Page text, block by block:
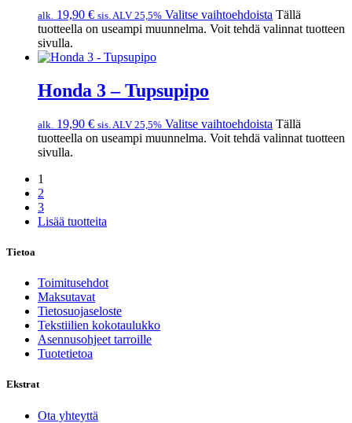
alk. 19,90 € sis. ALV 25,5% Valitse vaihtoehdoista Tällä
tuotteella on useampi muunnelma. Voit tehdä valinnat tuotteen
sivulla.
Honda 3 – Tupsupipo
alk. 19,90 € sis. ALV 25,5% Valitse vaihtoehdoista Tällä
tuotteella on useampi muunnelma. Voit tehdä valinnat tuotteen
sivulla.
1
2
3
Lisää tuotteita
Tietoa
Toimitusehdot
Maksutavat
Tietosuojaseloste
Tekstiilien kokotaulukko
Asennusohjeet tarroille
Tuotetietoa
Ekstrat
Ota yhteyttä